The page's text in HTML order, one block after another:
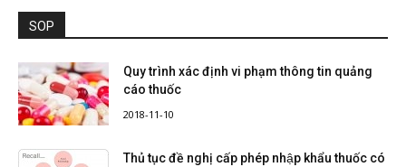
SOP
Quy trình xác định vi phạm thông tin quảng
cáo thuốc
2018-11-10
Thủ tục đề nghị cấp phép nhập khẩu thuốc có